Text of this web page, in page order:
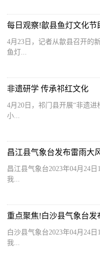
每日观察!歙县鱼灯文化节
4月23日，记者从歙县召开的
鱼灯...
非遗研学 传承祁红文化
4月20日，祁门县开展“非遗进
小...
昌江县气象台2023年04月24
我...
白沙县气象台2023年04月24
我...